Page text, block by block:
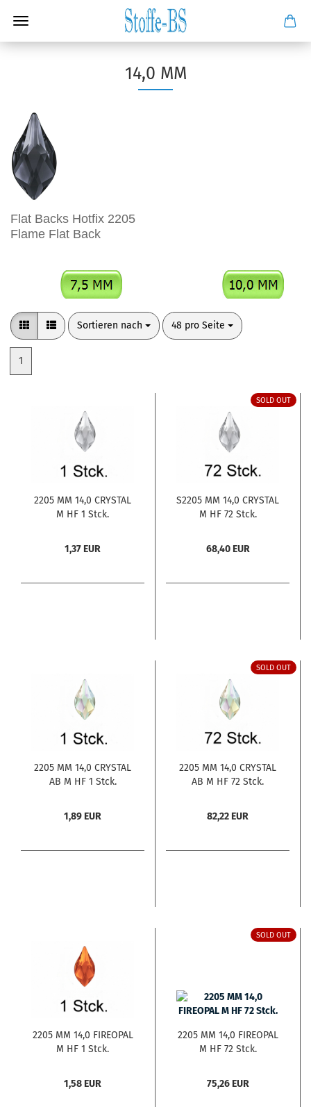
14,0 MM
Flat Backs Hotfix 2205
Flame Flat Back
Sortieren nach
Sortieren nach 48 pro Seite
pro Seite
1
2205 MM 14,0 CRYSTAL
M HF 1 Stck.
1,37 EUR
SOLD OUT
S2205 MM 14,0 CRYSTAL
M HF 72 Stck.
68,40 EUR
2205 MM 14,0 CRYSTAL
AB M HF 1 Stck.
1,89 EUR
SOLD OUT
2205 MM 14,0 CRYSTAL
AB M HF 72 Stck.
82,22 EUR
2205 MM 14,0 FIREOPAL
M HF 1 Stck.
1,58 EUR
SOLD OUT
2205 MM 14,0 FIREOPAL
M HF 72 Stck.
75,26 EUR